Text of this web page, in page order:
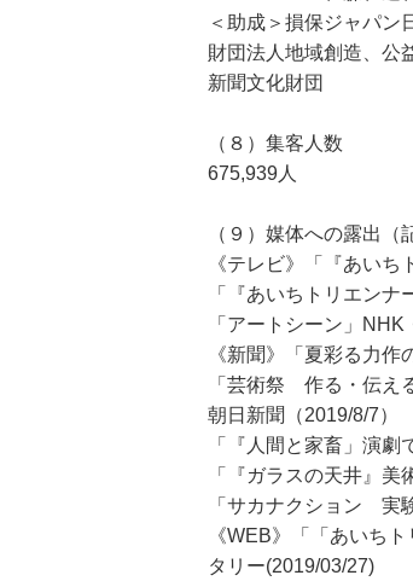
＜助成＞損保ジャパン
財団法人地域創造、公
新聞文化財団
（８）集客人数
675,939人
（９）媒体への露出（
《テレビ》「『あい
「『あいちトリエン
「アートシーン」NHK
《新聞》「夏彩る力
「芸術祭 作る・伝え
朝日新聞（2019/8/7）
「『人間と家畜」演劇
「『ガラスの天井』
「サカナクション 実
《WEB》「「あいち
タリー(2019/03/27)